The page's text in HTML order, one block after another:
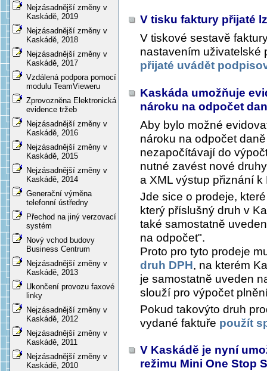
Nejzásadnější změny v
Kaskádě, 2019
Nejzásadnější změny v
Kaskádě, 2018
Nejzásadnější změny v
Kaskádě, 2017
Vzdálená podpora pomocí
modulu TeamVieweru
Zprovozněna Elektronická
evidence tržeb
Nejzásadnější změny v
Kaskádě, 2016
Nejzásadnější změny v
Kaskádě, 2015
Nejzásadnější změny v
Kaskádě, 2014
Generační výměna
telefonní ústředny
Přechod na jiný verzovací
systém
Nový vchod budovy
Business Centrum
Nejzásadnější změny v
Kaskádě, 2013
Ukončení provozu faxové
linky
Nejzásadnější změny v
Kaskádě, 2012
Nejzásadnější změny v
Kaskádě, 2011
Nejzásadnější změny v
Kaskádě, 2010
V tisku faktury přijaté
V tiskové sestavě
nastavením uživatelské
přijaté uvádět
Kaskáda umožňuje
nároku na odpočet
Aby bylo možné
nároku na odpočet
nezapočítávají do
nutné zavést nové
a XML výstup přiznání k
Jde sice o prodeje,
který příslušný druh v
také samostatně
na odpočet".
Proto pro tyto prodeje
druh DPH, na kterém
je samostatně uveden
slouží pro výpočet
Pokud takovýto druh
vydané faktuře použít
V Kaskádě je nyní
režimu Mini One Stop